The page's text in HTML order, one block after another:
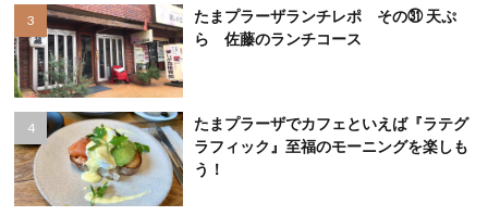
たまプラーザランチレポ その㉛ 天ぷ
ら 佐藤のランチコース
たまプラーザでカフェといえば『ラテグ
ラフィック』至福のモーニングを楽しも
う！